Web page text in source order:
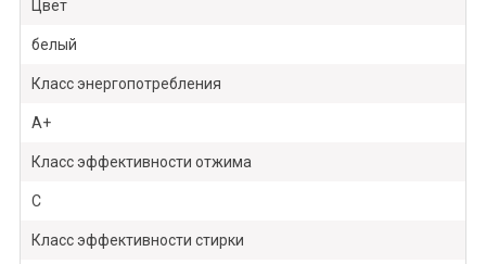
Цвет
белый
Класс энергопотребления
A+
Класс эффективности отжима
C
Класс эффективности стирки